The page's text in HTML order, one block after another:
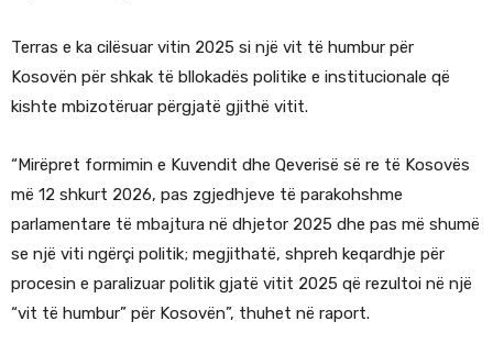
Terras e ka cilësuar vitin 2025 si një vit të humbur për
Kosovën për shkak të bllokadës politike e institucionale që
kishte mbizotëruar përgjatë gjithë vitit.
“Mirëpret formimin e Kuvendit dhe Qeverisë së re të Kosovës
më 12 shkurt 2026, pas zgjedhjeve të parakohshme
parlamentare të mbajtura në dhjetor 2025 dhe pas më shumë
se një viti ngërçi politik; megjithatë, shpreh keqardhje për
procesin e paralizuar politik gjatë vitit 2025 që rezultoi në një
“vit të humbur” për Kosovën”, thuhet në raport.